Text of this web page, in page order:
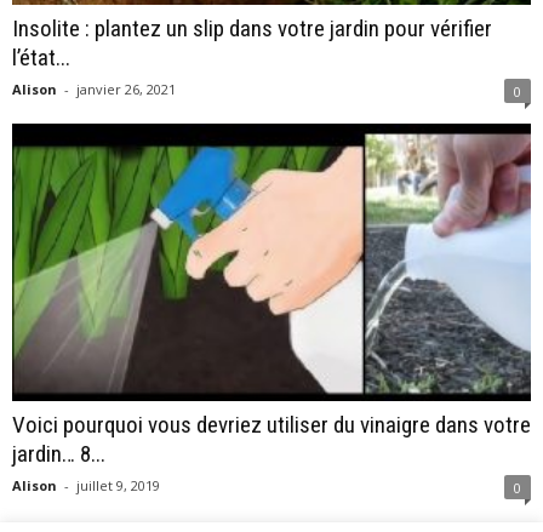
Insolite : plantez un slip dans votre jardin pour vérifier
l’état...
Alison - janvier 26, 2021 0
Voici pourquoi vous devriez utiliser du vinaigre dans votre
jardin… 8...
Alison - juillet 9, 2019 0